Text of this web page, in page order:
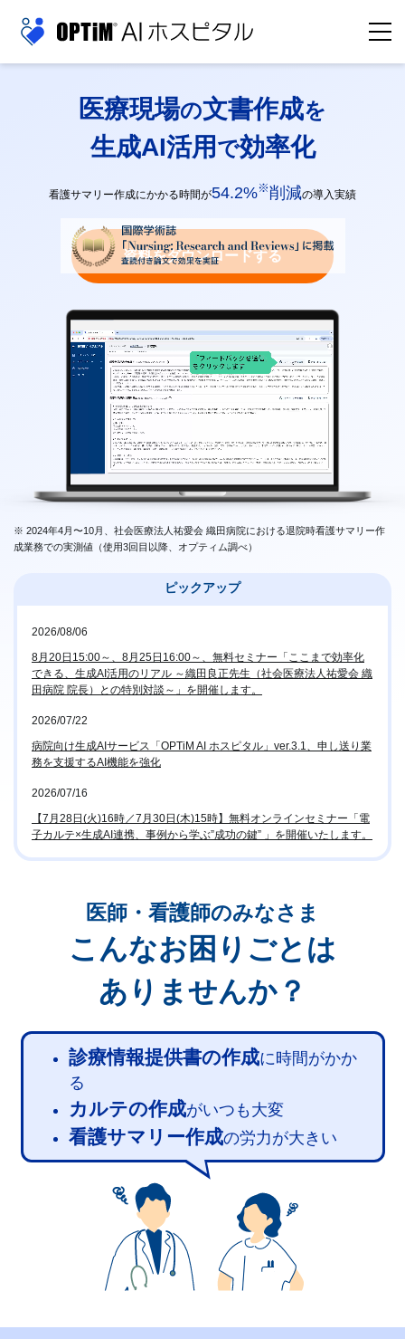
医療現場の文書作成を
生成AI活用 で効率化
看護サマリー作成にかかる時間が54.2%※削減の導入実績
資料をダウンロードする
※ 2024年4月〜10月、社会医療法人祐愛会 織田病院における退院時看護サマリー作
成業務での実測値（使用3回目以降、オプティム調べ）
ピックアップ
2026/08/06
8月20日15:00～、8月25日16:00～、無料セミナー「ここまで効率化
できる、生成AI活用のリアル ～織田良正先生（社会医療法人祐愛会 織
田病院 院長）との特別対談～」を開催します。
2026/07/22
病院向け生成AIサービス「OPTiM AI ホスピタル」ver.3.1、申し送り業
務を支援するAI機能を強化
2026/07/16
【7月28日(火)16時／7月30日(木)15時】無料オンラインセミナー「電
子カルテ×生成AI連携、事例から学ぶ”成功の鍵” 」を開催いたします。
医師・看護師のみなさま
こんなお困りごとは
ありませんか？
診療情報提供書の作成に時間がかか
る
カルテの作成がいつも大変
看護サマリー作成の労力が大きい